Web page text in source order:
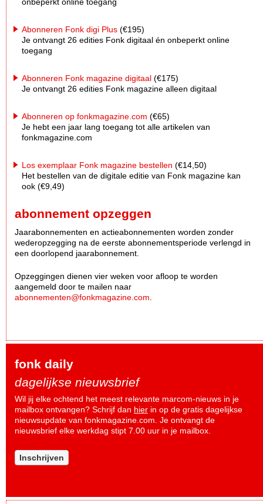
Abonneren Fonk digi Plus (€195)
Je ontvangt 26 edities Fonk digitaal én onbeperkt online
toegang
Abonneren Fonk magazine digitaal (€175)
Je ontvangt 26 edities Fonk magazine alleen digitaal
Abonneren op fonkmagazine.com (€65)
Je hebt een jaar lang toegang tot alle artikelen van
fonkmagazine.com
Los exemplaar Fonk magazine bestellen (€14,50)
Het bestellen van de digitale editie van Fonk magazine kan
ook (€9,49)
abonnement opzeggen
Jaarabonnementen en actieabonnementen worden zonder
wederopzegging na de eerste abonnementsperiode verlengd in
een doorlopend jaarabonnement.
Opzeggingen dienen vier weken voor afloop te worden
aangemeld door te mailen naar
abonnementen@fonkmagazine.com.
fonk daily
dagelijkse nieuwsbrief
Wil jij elke ochtend het meest relevante marcom-nieuws in je
mailbox ontvangen? Schrijf dan hier in op de gratis dagelijkse
nieuwsupdate van fonkmagazine.com. Je ontvangt de
nieuwsbrief elke werkdag stipt 7.00 uur in je mailbox.
Inschrijven